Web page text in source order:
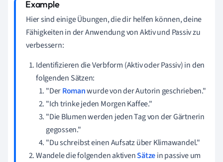
Hier sind einige Übungen, die dir helfen können, deine
Fähigkeiten in der Anwendung von Aktiv und Passiv zu
verbessern:
Identifizieren die Verbform (Aktiv oder Passiv) in den
folgenden Sätzen:
"DerRomanwurde von der Autorin geschrieben."
"Ich trinke jeden Morgen Kaffee."
"Die Blumen werden jeden Tag von der Gärtnerin
gegossen."
"Du schreibst einen Aufsatz über Klimawandel."
Wandele die folgenden aktivenSätzein passive um